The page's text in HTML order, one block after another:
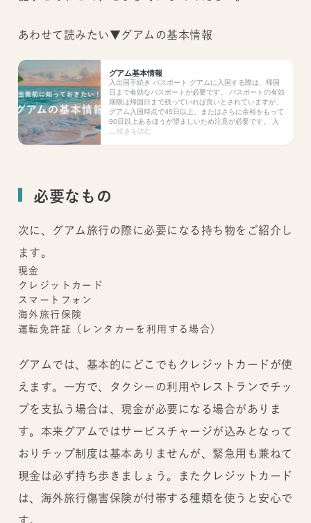
あわせて読みたい▼グアムの基本情報
必要なもの
次に、グアム旅行の際に必要になる持ち物をご紹介し
ます。
現金
クレジットカード
スマートフォン
海外旅行保険
運転免許証（レンタカーを利用する場合）
グアムでは、基本的にどこでもクレジットカードが使
えます。一方で、タクシーの利用やレストランでチッ
プを支払う場合は、現金が必要になる場合がありま
す。本来グアムではサービスチャージが込みとなって
おりチップ制度は基本ありませんが、緊急用も兼ねて
現金は必ず持ち歩きましょう。またクレジットカード
は、海外旅行傷害保険が付帯する種類を使うと安心で
す。